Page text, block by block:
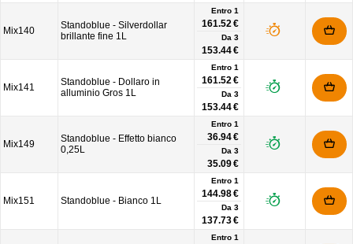
Mix140
Standoblue - Silverdollar
brillante fine 1L
Entro 1
161.52 €
Da 3
153.44 €
Mix141
Standoblue - Dollaro in
alluminio Gros 1L
Entro 1
161.52 €
Da 3
153.44 €
Mix149
Standoblue - Effetto bianco
0,25L
Entro 1
36.94 €
Da 3
35.09 €
Mix151 Standoblue - Bianco 1L
Entro 1
144.98 €
Da 3
137.73 €
Entro 1